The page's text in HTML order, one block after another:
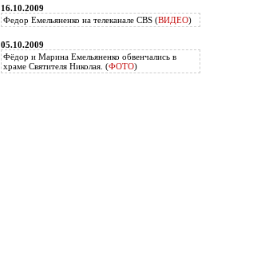
16.10.2009
Федор Емельяненко на телеканале CBS (ВИДЕО)
05.10.2009
Фёдор и Марина Емельяненко обвенчались в
храме Святителя Николая. (ФОТО)